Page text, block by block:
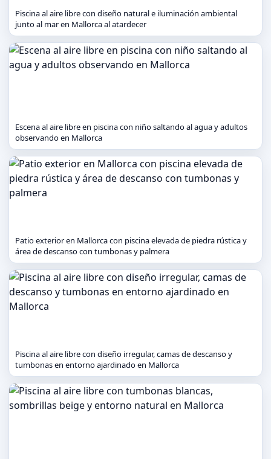
Piscina al aire libre con diseño natural e iluminación ambiental
junto al mar en Mallorca al atardecer
Escena al aire libre en piscina con niño saltando al agua y adultos
observando en Mallorca
Patio exterior en Mallorca con piscina elevada de piedra rústica y
área de descanso con tumbonas y palmera
Piscina al aire libre con diseño irregular, camas de descanso y
tumbonas en entorno ajardinado en Mallorca